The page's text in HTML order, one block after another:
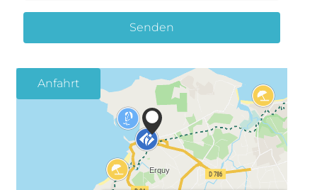
Senden
Anfahrt